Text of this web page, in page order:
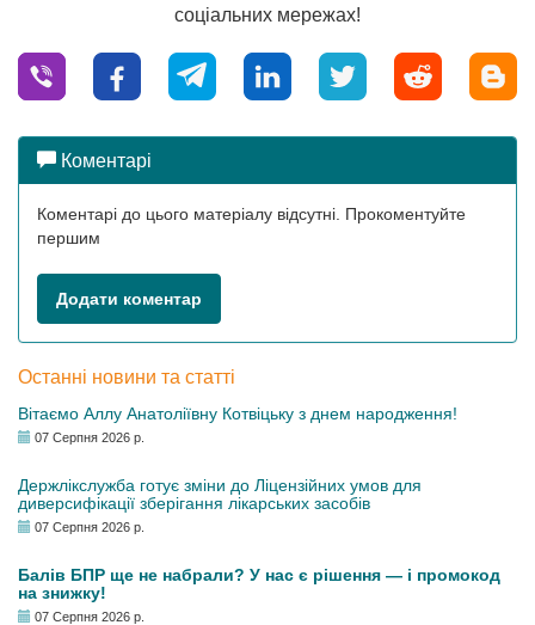
соціальних мережах!
Коментарі
Коментарі до цього матеріалу відсутні. Прокоментуйте
першим
Додати коментар
Останні новини та статті
Вітаємо Аллу Анатоліївну Котвіцьку з днем народження!
07 Серпня 2026 р.
Держлікслужба готує зміни до Ліцензійних умов для
диверсифікації зберігання лікарських засобів
07 Серпня 2026 р.
Балів БПР ще не набрали? У нас є рішення — і промокод
на знижку!
07 Серпня 2026 р.